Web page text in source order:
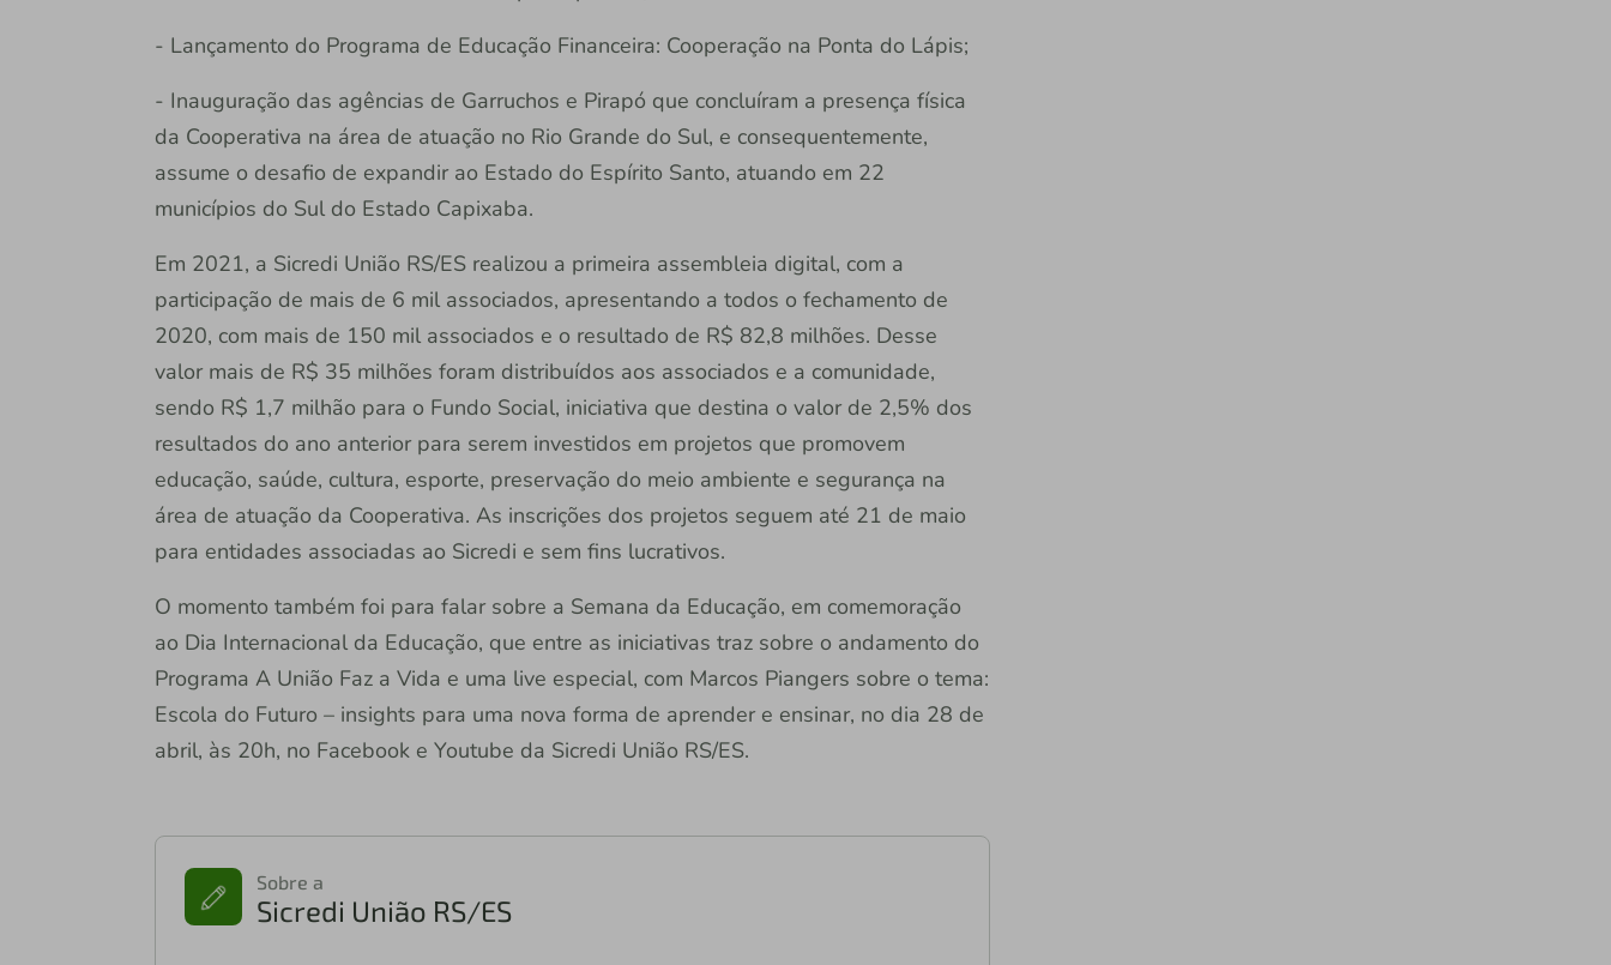
- Lançamento do Programa de Educação Financeira: Cooperação na Ponta do Lápis;
- Inauguração das agências de Garruchos e Pirapó que concluíram a presença física
da Cooperativa na área de atuação no Rio Grande do Sul, e consequentemente,
assume o desafio de expandir ao Estado do Espírito Santo, atuando em 22
municípios do Sul do Estado Capixaba.
Em 2021, a Sicredi União RS/ES realizou a primeira assembleia digital, com a
participação de mais de 6 mil associados, apresentando a todos o fechamento de
2020, com mais de 150 mil associados e o resultado de R$ 82,8 milhões. Desse
valor mais de R$ 35 milhões foram distribuídos aos associados e a comunidade,
sendo R$ 1,7 milhão para o Fundo Social, iniciativa que destina o valor de 2,5% dos
resultados do ano anterior para serem investidos em projetos que promovem
educação, saúde, cultura, esporte, preservação do meio ambiente e segurança na
área de atuação da Cooperativa. As inscrições dos projetos seguem até 21 de maio
para entidades associadas ao Sicredi e sem fins lucrativos.
O momento também foi para falar sobre a Semana da Educação, em comemoração
ao Dia Internacional da Educação, que entre as iniciativas traz sobre o andamento do
Programa A União Faz a Vida e uma live especial, com Marcos Piangers sobre o tema:
Escola do Futuro – insights para uma nova forma de aprender e ensinar, no dia 28 de
abril, às 20h, no Facebook e Youtube da Sicredi União RS/ES.
Sobre a
Sicredi União RS/ES